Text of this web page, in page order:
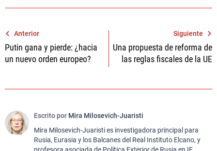
Navegación
de
entradas
Anterior
Putin gana y pierde: ¿hacia
un nuevo orden europeo?
Siguiente
Una propuesta de reforma de
las reglas fiscales de la UE
Escrito por Mira Milosevich-Juaristi
Mira Milosevich-Juaristi es investigadora principal para
Rusia, Eurasia y los Balcanes del Real Instituto Elcano, y
profesora asociada de Política Exterior de Rusia en IE